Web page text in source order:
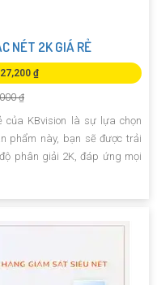
NÉT 2K GIÁ RẺ
₫
₫
của KBvision là sự lựa chọn
phẩm này, bạn sẽ được trải
phân giải 2K, đáp ứng mọi